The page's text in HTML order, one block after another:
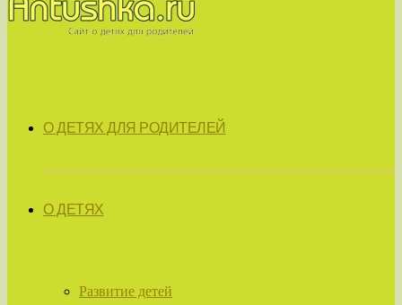
О ДЕТЯХ ДЛЯ РОДИТЕЛЕЙ
О ДЕТЯХ
Развитие детей